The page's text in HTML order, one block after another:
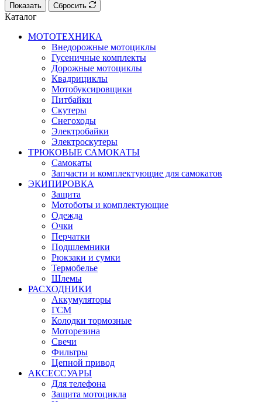
Показать Сбросить
Каталог
МОТОТЕХНИКА
Внедорожные мотоциклы
Гусеничные комплекты
Дорожные мотоциклы
Квадрициклы
Мотобуксировщики
Питбайки
Скутеры
Снегоходы
Электробайки
Электроскутеры
ТРЮКОВЫЕ САМОКАТЫ
Самокаты
Запчасти и комплектующие для самокатов
ЭКИПИРОВКА
Защита
Мотоботы и комплектующие
Одежда
Очки
Перчатки
Подшлемники
Рюкзаки и сумки
Термобелье
Шлемы
РАСХОДНИКИ
Аккумуляторы
ГСМ
Колодки тормозные
Моторезина
Свечи
Фильтры
Цепной привод
АКСЕССУАРЫ
Для телефона
Защита мотоцикла